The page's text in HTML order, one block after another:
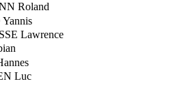
Roland
Lawrence
Luc